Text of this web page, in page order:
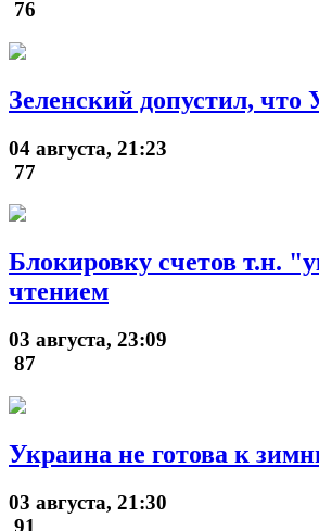
76
Зеленский допустил, что
04 августа, 21:23
77
Блокировку счетов т.н.
чтением
03 августа, 23:09
87
Украина не готова к
03 августа, 21:30
91